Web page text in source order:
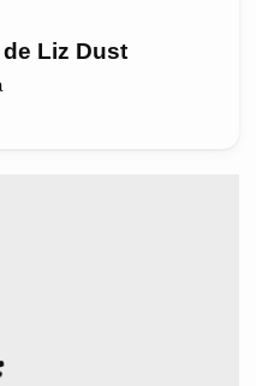
Liz Dust